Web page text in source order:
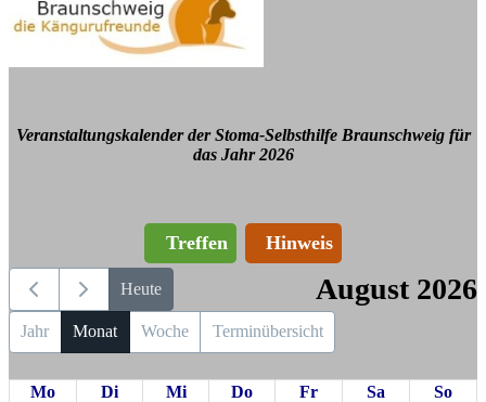
Veranstaltungskalender der Stoma-Selbsthilfe Braunschweig für
das Jahr 2026
Treffen Hinweis
Heute August 2026
Jahr Monat Woche Terminübersicht
Mo Di Mi Do Fr Sa
So